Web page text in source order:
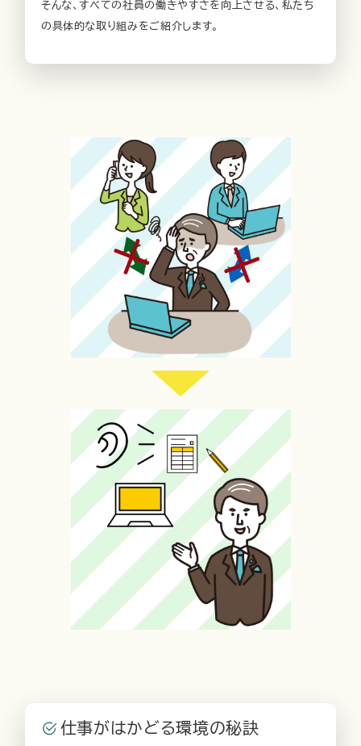
そんな、すべての社員の働きやすさを向上させる、私たち
の具体的な取り組みをご紹介します。
仕事がはかどる環境の秘訣